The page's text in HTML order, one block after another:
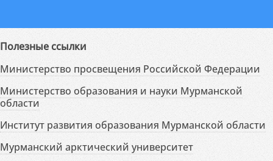
Полезные ссылки
Министерство просвещения Российской Федерации
Министерство образования и науки Мурманской
области
Институт развития образования Мурманской области
Мурманский арктический университет